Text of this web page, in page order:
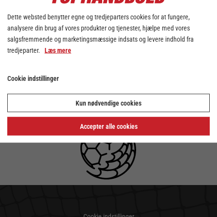
Dette websted benytter egne og tredjeparters cookies for at fungere,
analysere din brug af vores produkter og tjenester, hjælpe med vores
salgsfremmende og marketingsmæssige indsats og levere indhold fra
tredjeparter. Læs mere
Cookie indstillinger
Kun nødvendige cookies
Accepter alle cookies